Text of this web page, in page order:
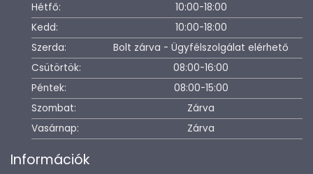
Hétfő:
10:00-18:00
Kedd:
10:00-18:00
Szerda:
Bolt zárva - Ügyfélszolgálat elérhető
Csütörtök:
08:00-16:00
Péntek:
08:00-15:00
Szombat:
Zárva
Vasárnap:
Zárva
Információk